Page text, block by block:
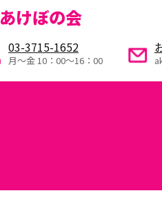
あけぼの会
03-3715-1652
月～金 10：00〜16：00